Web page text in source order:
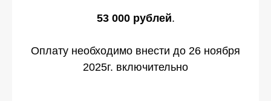
53 000 рублей.
Оплату необходимо внести до 26 ноября
2025г. включительно